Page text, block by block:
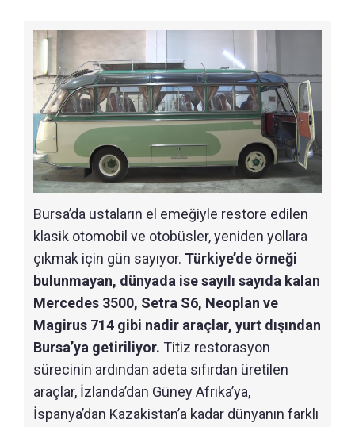
Bursa’da ustaların el emeğiyle restore edilen
klasik otomobil ve otobüsler, yeniden yollara
çıkmak için gün sayıyor. Türkiye’de örneği
bulunmayan, dünyada ise sayılı sayıda kalan
Mercedes 3500, Setra S6, Neoplan ve
Magirus 714 gibi nadir araçlar, yurt dışından
Bursa’ya getiriliyor. Titiz restorasyon
sürecinin ardından adeta sıfırdan üretilen
araçlar, İzlanda’dan Güney Afrika’ya,
İspanya’dan Kazakistan’a kadar dünyanın farklı